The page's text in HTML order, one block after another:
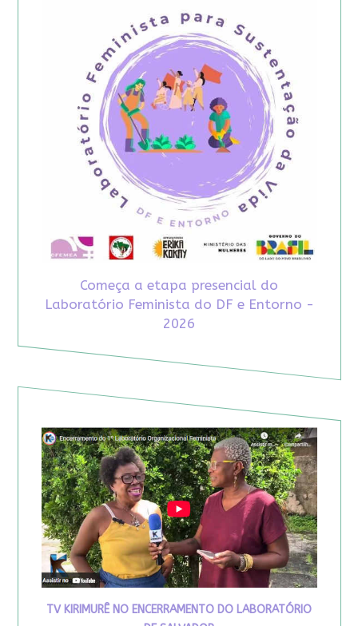
Começa a etapa presencial do
Laboratório Feminista do DF e Entorno -
2026
TV KIRIMURÊ NO ENCERRAMENTO DO LABORATÓRIO